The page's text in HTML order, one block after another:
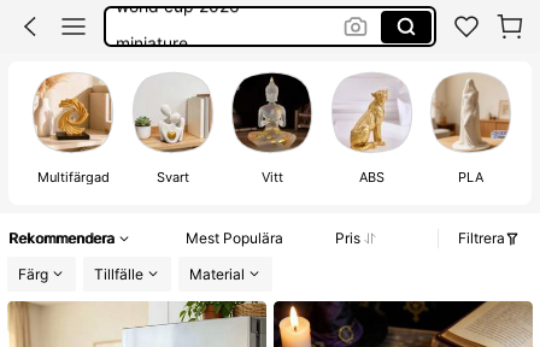
miniatyr
Multifärgad Svart Vitt ABS PLA
Rekommendera Mest Populära Pris
Filtrera
Färg
Tillfälle Material